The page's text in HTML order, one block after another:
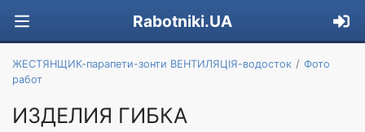
Rabotniki.UA
ЖЕСТЯНЩИК-парапети-зонти ВЕНТИЛЯЦІЯ-водосток
Фото
работ
ИЗДЕЛИЯ ГИБКА